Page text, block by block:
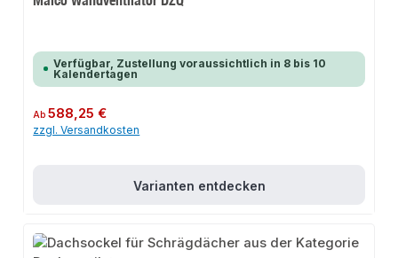
Verfügbar, Zustellung voraussichtlich in 8 bis 10
Kalendertagen
Regulärer Preis:
Ab588,25 €
zzgl. Versandkosten
Varianten entdecken